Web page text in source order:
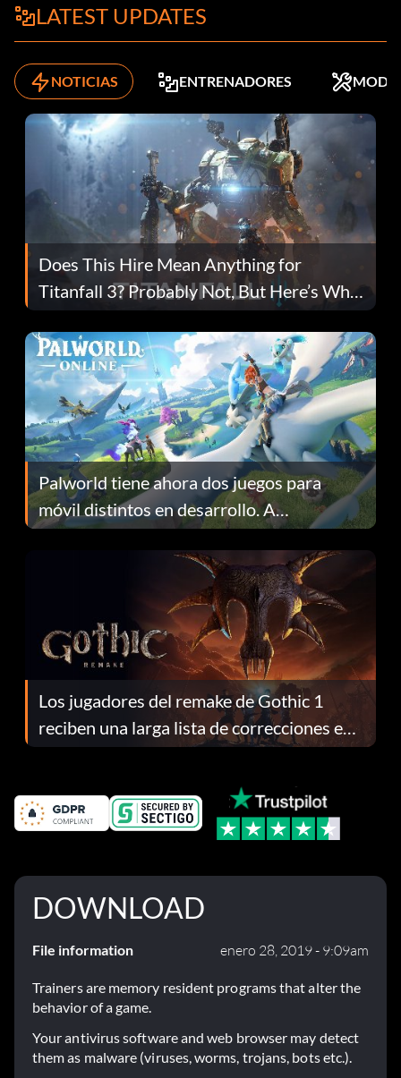
LATEST UPDATES
NOTICIAS ENTRENADORES MODS
Does This Hire Mean Anything for
Titanfall 3? Probably Not, But Here’s Why
Fans Are Hopeful
Palworld tiene ahora dos juegos para
móvil distintos en desarrollo. A
continuación te explicamos por qué.
Los jugadores del remake de Gothic 1
reciben una larga lista de correcciones en
el parche 1.0.4
DOWNLOAD
File information enero 28, 2019 - 9:09am
Trainers are memory resident programs that alter the
behavior of a game.
Your antivirus software and web browser may detect
them as malware (viruses, worms, trojans, bots etc.).